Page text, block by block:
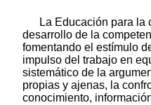
La Educación para la
desarrollo de la
fomentando el estímulo
impulso del trabajo en
sistemático de la
propias y ajenas, la
conocimiento,